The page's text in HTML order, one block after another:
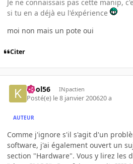
Je ne connaissais pas cette manip,
si tu en a déjà eu l'éxpérience
moi non mais un pote oui
Citer
kool56 INpactien
Posté(e) le 8 janvier 200620 a
AUTEUR
Comme j'ignore s'il s'agit d'un
software, j'ai également ouvert un
section "Hardware". Vous y lirez les